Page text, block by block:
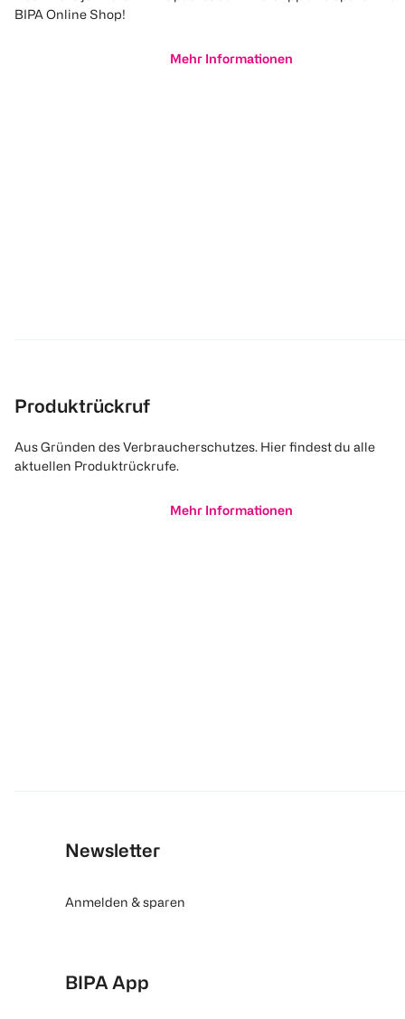
BIPA Online Shop!
Mehr Informationen
Produktrückruf
Aus Gründen des Verbraucherschutzes. Hier findest du alle
aktuellen Produktrückrufe.
Mehr Informationen
Newsletter
Anmelden & sparen
BIPA App